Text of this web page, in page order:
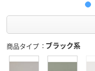
商品タイプ ブラック系